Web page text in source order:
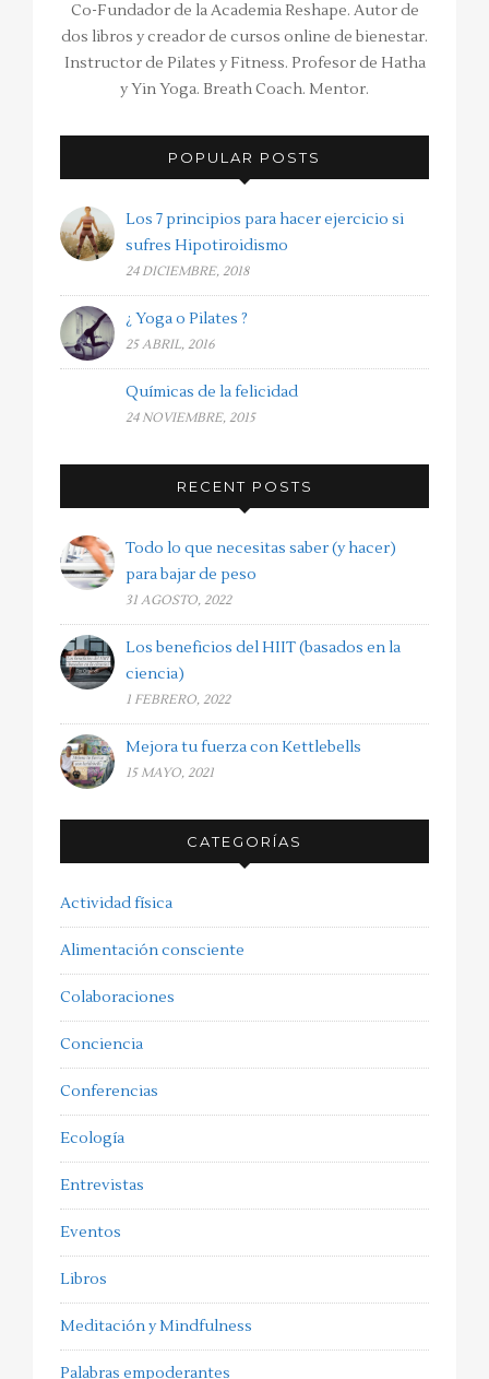
Co-Fundador de la Academia Reshape. Autor de
dos libros y creador de cursos online de bienestar.
Instructor de Pilates y Fitness. Profesor de Hatha
y Yin Yoga. Breath Coach. Mentor.
POPULAR POSTS
Los 7 principios para hacer ejercicio si
sufres Hipotiroidismo
24 DICIEMBRE, 2018
¿ Yoga o Pilates ?
25 ABRIL, 2016
Químicas de la felicidad
24 NOVIEMBRE, 2015
RECENT POSTS
Todo lo que necesitas saber (y hacer)
para bajar de peso
31 AGOSTO, 2022
Los beneficios del HIIT (basados en la
ciencia)
1 FEBRERO, 2022
Mejora tu fuerza con Kettlebells
15 MAYO, 2021
CATEGORÍAS
Actividad física
Alimentación consciente
Colaboraciones
Conciencia
Conferencias
Ecología
Entrevistas
Eventos
Libros
Meditación y Mindfulness
Palabras empoderantes